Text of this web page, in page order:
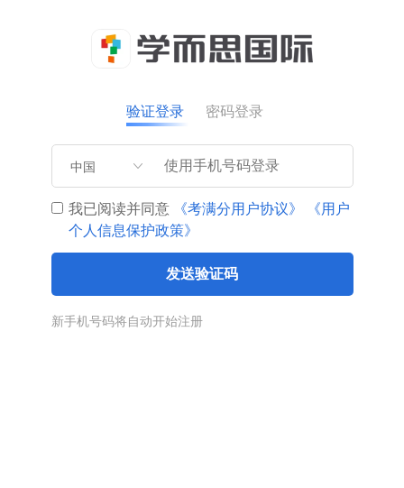
验证登录 密码登录
中国
我已阅读并同意 《考满分用户协议》
《用户
个人信息保护政策》
发送验证码
新手机号码将自动开始注册